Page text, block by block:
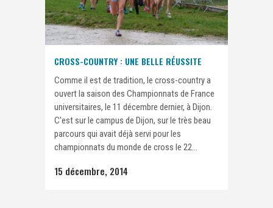
CROSS-COUNTRY : UNE BELLE RÉUSSITE
Comme il est de tradition, le cross-country a
ouvert la saison des Championnats de France
universitaires, le 11 décembre dernier, à Dijon.
C'est sur le campus de Dijon, sur le très beau
parcours qui avait déjà servi pour les
championnats du monde de cross le 22...
15 décembre, 2014